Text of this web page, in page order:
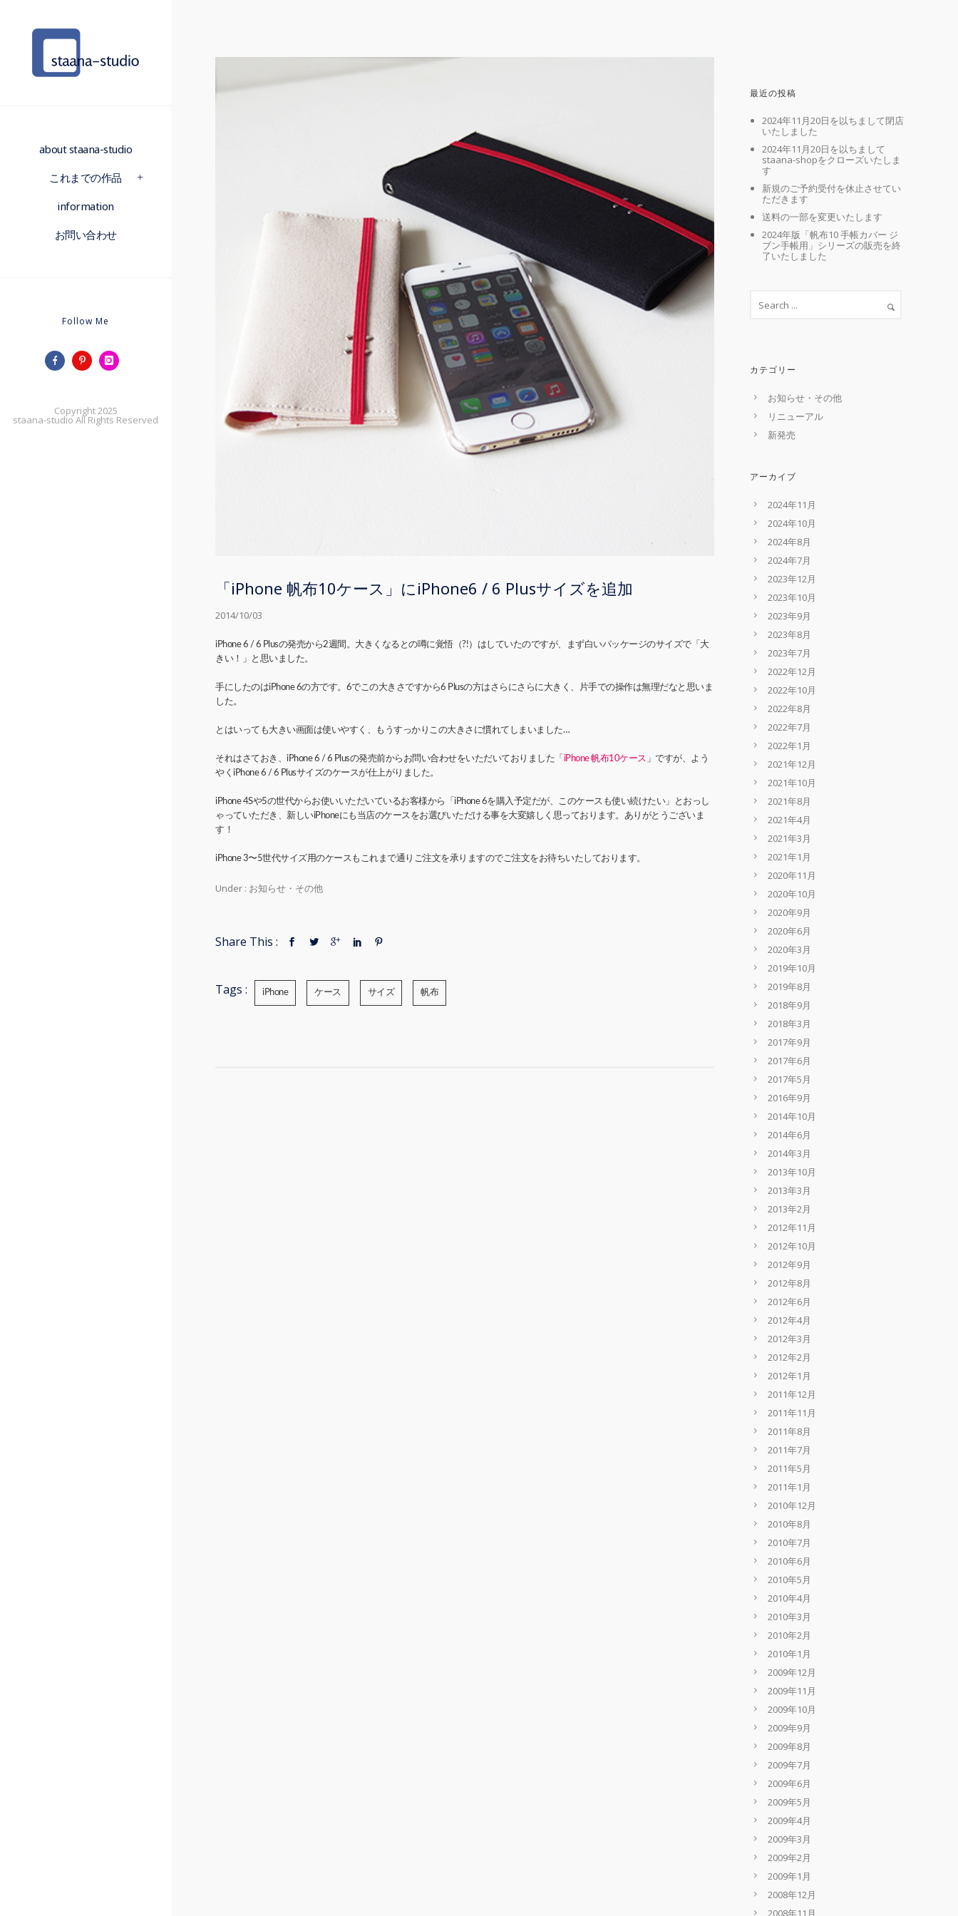
about staana-studio
これまでの作品
information
お問い合わせ
Follow Me
Copyright 2025
staana-studio All Rights Reserved
「iPhone 帆布10ケース」にiPhone6 / 6 Plusサイズを追加
2014/10/03
iPhone 6 / 6 Plusの発売から2週間。大きくなるとの噂に覚悟（?!）はしていたのですが、まず白いパッケージのサイズで「大
きい！」と思いました。
手にしたのはiPhone 6の方です。6でこの大きさですから6 Plusの方はさらにさらに大きく、片手での操作は無理だなと思いま
した。
とはいっても大きい画面は使いやすく、もうすっかりこの大きさに慣れてしまいました…
それはさておき、iPhone 6 / 6 Plusの発売前からお問い合わせをいただいておりました「 iPhone 帆布10ケース 」ですが、よう
やくiPhone 6 / 6 Plusサイズのケースが仕上がりました。
iPhone 4Sや5の世代からお使いいただいているお客様から「iPhone 6を購入予定だが、このケースも使い続けたい」とおっし
ゃっていただき、新しいiPhoneにも当店のケースをお選びいただける事を大変嬉しく思っております。ありがとうございま
す！
iPhone 3〜5世代サイズ用のケースもこれまで通りご注文を承りますのでご注文をお待ちいたしております。
Under : お知らせ・その他
Share This :
Tags : iPhone ケース サイズ 帆布
最近の投稿
2024年11月20日を以ちまして閉店
いたしました
2024年11月20日を以ちまして
staana-shopをクローズいたしま
す
新規のご予約受付を休止させてい
ただきます
送料の一部を変更いたします
2024年版「帆布10 手帳カバー ジ
ブン手帳用」シリーズの販売を終
了いたしました
カテゴリー
お知らせ・その他
リニューアル
新発売
アーカイブ
2024年11月
2024年10月
2024年8月
2024年7月
2023年12月
2023年10月
2023年9月
2023年8月
2023年7月
2022年12月
2022年10月
2022年8月
2022年7月
2022年1月
2021年12月
2021年10月
2021年8月
2021年4月
2021年3月
2021年1月
2020年11月
2020年10月
2020年9月
2020年6月
2020年3月
2019年10月
2019年8月
2018年9月
2018年3月
2017年9月
2017年6月
2017年5月
2016年9月
2014年10月
2014年6月
2014年3月
2013年10月
2013年3月
2013年2月
2012年11月
2012年10月
2012年9月
2012年8月
2012年6月
2012年4月
2012年3月
2012年2月
2012年1月
2011年12月
2011年11月
2011年8月
2011年7月
2011年5月
2011年1月
2010年12月
2010年8月
2010年7月
2010年6月
2010年5月
2010年4月
2010年3月
2010年2月
2010年1月
2009年12月
2009年11月
2009年10月
2009年9月
2009年8月
2009年7月
2009年6月
2009年5月
2009年4月
2009年3月
2009年2月
2009年1月
2008年12月
2008年11月